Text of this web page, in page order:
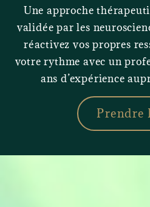
Une approche
validée par les
réactivez vos propres
votre rythme avec un
ans d’expérience
Prendre